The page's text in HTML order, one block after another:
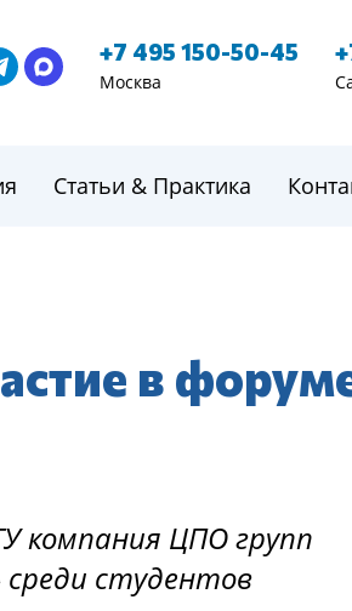
+7 495 150-50-45
Москва
Статьи & Практика
в
компания ЦПО групп
студентов